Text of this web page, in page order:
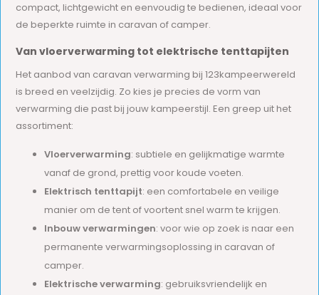
compact, lichtgewicht en eenvoudig te bedienen, ideaal voor
de beperkte ruimte in caravan of camper.
Van vloerverwarming tot elektrische tenttapijten
Het aanbod van caravan verwarming bij 123kampeerwereld
is breed en veelzijdig. Zo kies je precies de vorm van
verwarming die past bij jouw kampeerstijl. Een greep uit het
assortiment:
Vloerverwarming: subtiele en gelijkmatige warmte
vanaf de grond, prettig voor koude voeten.
Elektrisch tenttapijt: een comfortabele en veilige
manier om de tent of voortent snel warm te krijgen.
Inbouw verwarmingen: voor wie op zoek is naar een
permanente verwarmingsoplossing in caravan of
camper.
Elektrische verwarming: gebruiksvriendelijk en